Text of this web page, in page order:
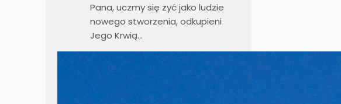
Pana, uczmy się żyć jako ludzie
nowego stworzenia, odkupieni
Jego Krwią…
Adoracja Najświętszego